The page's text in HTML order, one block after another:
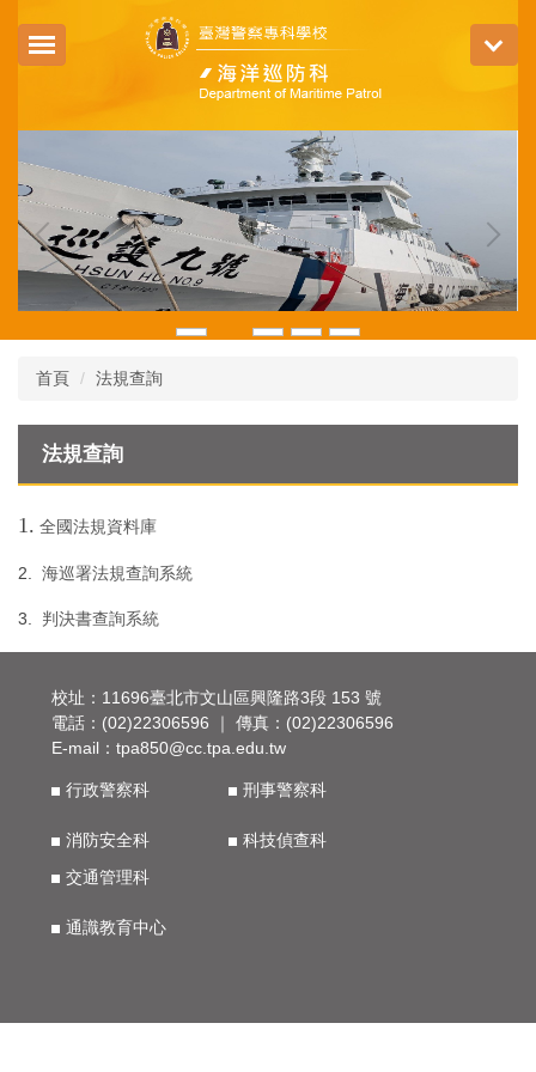
主
區
首頁 法規查詢
法規查詢
1. 全國法規資料庫
2. 海巡署法規查詢系統
3. 判決書查詢系統
校址：11696臺北市文山區興隆路3段 153 號
電話：(02)22306596 ｜ 傳真：(02)22306596
E-mail： tpa850@cc.tpa.edu.tw
行政警察科
消防安全科
刑事警察科
科技偵查科
交通管理科
通識教育中心